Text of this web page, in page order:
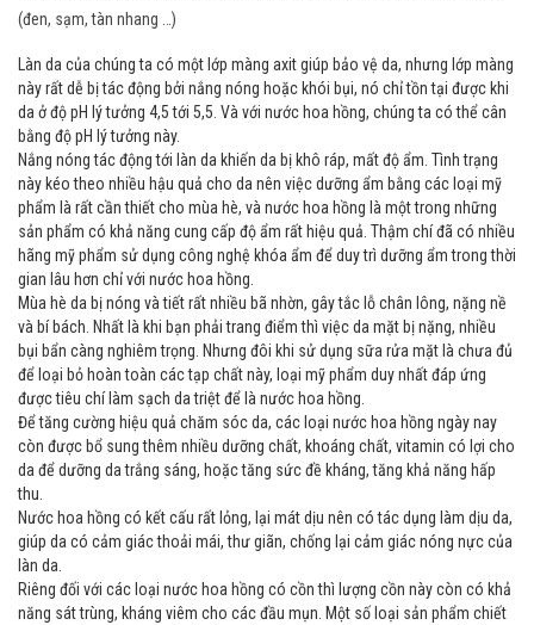
(đen, sạm, tàn nhang …)
Làn da của chúng ta có một lớp màng axit giúp bảo vệ da, nhưng lớp màng
này rất dễ bị tác động bởi nắng nóng hoặc khói bụi, nó chỉ tồn tại được khi
da ở độ pH lý tưởng 4,5 tới 5,5. Và với nước hoa hồng, chúng ta có thể cân
bằng độ pH lý tưởng này.
Nắng nóng tác động tới làn da khiến da bị khô ráp, mất độ ẩm. Tình trạng
này kéo theo nhiều hậu quả cho da nên việc dưỡng ẩm bằng các loại mỹ
phẩm là rất cần thiết cho mùa hè, và nước hoa hồng là một trong những
sản phẩm có khả năng cung cấp độ ẩm rất hiệu quả. Thậm chí đã có nhiều
hãng mỹ phẩm sử dụng công nghệ khóa ẩm để duy trì dưỡng ẩm trong thời
gian lâu hơn chỉ với nước hoa hồng.
Mùa hè da bị nóng và tiết rất nhiều bã nhờn, gây tắc lỗ chân lông, nặng nề
và bí bách. Nhất là khi bạn phải trang điểm thì việc da mặt bị nặng, nhiều
bụi bẩn càng nghiêm trọng. Nhưng đôi khi sử dụng sữa rửa mặt là chưa đủ
để loại bỏ hoàn toàn các tạp chất này, loại mỹ phẩm duy nhất đáp ứng
được tiêu chí làm sạch da triệt để là nước hoa hồng.
Để tăng cường hiệu quả chăm sóc da, các loại nước hoa hồng ngày nay
còn được bổ sung thêm nhiều dưỡng chất, khoáng chất, vitamin có lợi cho
da để dưỡng da trắng sáng, hoặc tăng sức đề kháng, tăng khả năng hấp
thu.
Nước hoa hồng có kết cấu rất lỏng, lại mát dịu nên có tác dụng làm dịu da,
giúp da có cảm giác thoải mái, thư giãn, chống lại cảm giác nóng nực của
làn da.
Riêng đối với các loại nước hoa hồng có cồn thì lượng cồn này còn có khả
năng sát trùng, kháng viêm cho các đầu mụn. Một số loại sản phẩm chiết